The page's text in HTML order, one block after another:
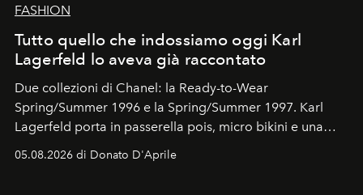
FASHION
Tutto quello che indossiamo oggi Karl
Lagerfeld lo aveva già raccontato
Due collezioni di Chanel: la Ready-to-Wear
Spring/Summer 1996 e la Spring/Summer 1997. Karl
Lagerfeld porta in passerella pois, micro bikini e una
Kate, Claudia e Carla una dietro l'altra. Trent'anni dopo,
05.08.2026 di Donato D'Aprile